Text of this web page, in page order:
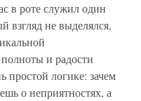
в роте служил один
взгляд не выделялся,
и радости
простой логике: зачем
о неприятностях, а